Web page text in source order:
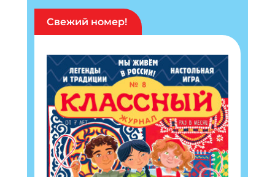
Свежий номер!